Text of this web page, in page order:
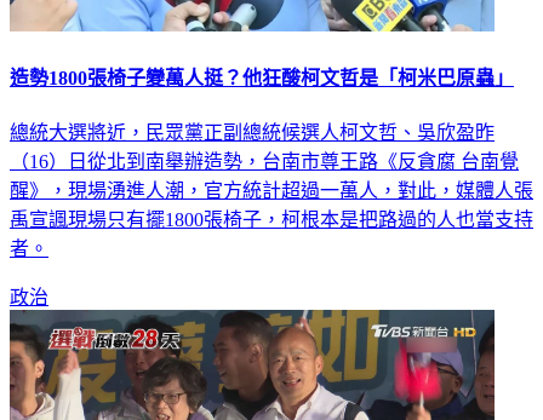
造勢1800張椅子變萬人挺？他狂酸柯文哲是「柯米巴原蟲」
總統大選將近，民眾黨正副總統候選人柯文哲、吳欣盈昨
（16）日從北到南舉辦造勢，台南市尊王路《反貪腐 台南覺
醒》，現場湧進人潮，官方統計超過一萬人，對此，媒體人張
禹宣諷現場只有擺1800張椅子，柯根本是把路過的人也當支持
者。
政治